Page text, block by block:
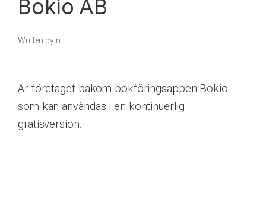
Bokio AB
Written byin
Är företaget bakom bokföringsappen Bokio
som kan användas i en kontinuerlig
gratisversion.